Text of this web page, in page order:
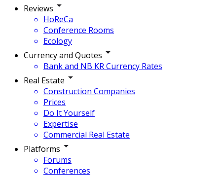
Reviews
HoReCa
Conference Rooms
Ecology
Currency and Quotes
Bank and NB KR Currency Rates
Real Estate
Construction Companies
Prices
Do It Yourself
Expertise
Commercial Real Estate
Platforms
Forums
Conferences